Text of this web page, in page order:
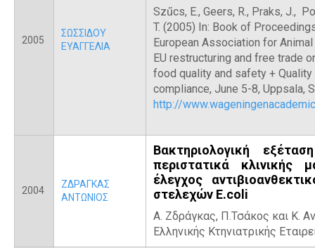
2005
ΣΩΣΣΙΔΟΥ
ΕΥΑΓΓΕΛΙΑ
Szűcs, E., Geers, R., Praks, J.,
T. (2005) In: Book of
European Association for
EU restructuring and free trade
food quality and safety +
compliance, June 5-8, Uppsala,
http://
2004
ΖΔΡΑΓΚΑΣ
ΑΝΤΩΝΙΟΣ
Βακτηριολογική
περιστατικά κλινικής
έλεγχος
στελεχών E.coli
Α. Ζδράγκας, Π.Τσάκος και Κ.
Ελληνικής Κτηνιατρικής